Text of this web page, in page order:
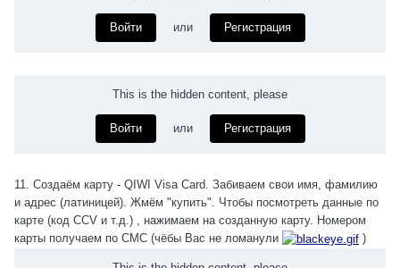
Войти или Регистрация
This is the hidden content, please
Войти или Регистрация
11. Создаём карту - QIWI Visa Card. Забиваем свои имя, фамилию
и адрес (латиницей). Жмём "купить". Чтобы посмотреть данные по
карте (код CCV и т.д.) , нажимаем на созданную карту. Номером
карты получаем по СМС (чёбы Вас не ломанули
)